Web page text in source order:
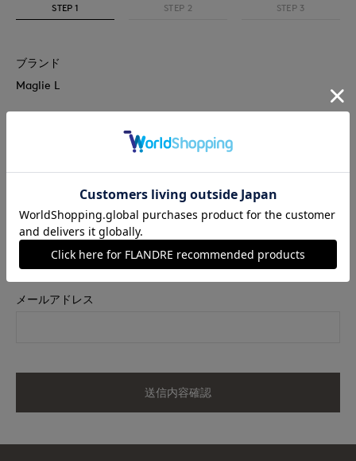
STEP 1 STEP 2 STEP 3
ブランド
Maglie L
《大きいサイズ》フラワーレース美シルエットストレートパンツ
ベージュ
サイズ
17
メールアドレス
送信内容確認